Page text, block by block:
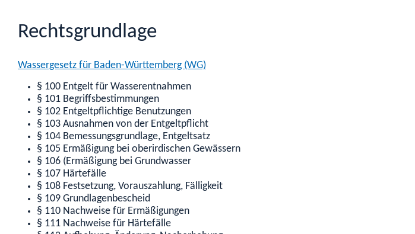
Rechtsgrundlage
Wassergesetz für Baden-Württemberg (WG)
§ 100 Entgelt für Wasserentnahmen
§ 101 Begriffsbestimmungen
§ 102 Entgeltpflichtige Benutzungen
§ 103 Ausnahmen von der Entgeltpflicht
§ 104 Bemessungsgrundlage, Entgeltsatz
§ 105 Ermäßigung bei oberirdischen Gewässern
§ 106 (Ermäßigung bei Grundwasser
§ 107 Härtefälle
§ 108 Festsetzung, Vorauszahlung, Fälligkeit
§ 109 Grundlagenbescheid
§ 110 Nachweise für Ermäßigungen
§ 111 Nachweise für Härtefälle